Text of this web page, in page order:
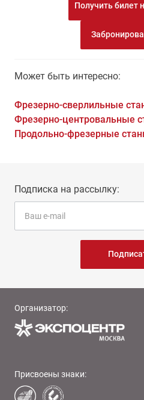
Получить билет
Может быть интересно:
Фрезерно-сверлильные
Фрезерно-центровальные
Продольно-фрезерные
Подписка на рассылку:
Организатор:
Присвоены знаки: